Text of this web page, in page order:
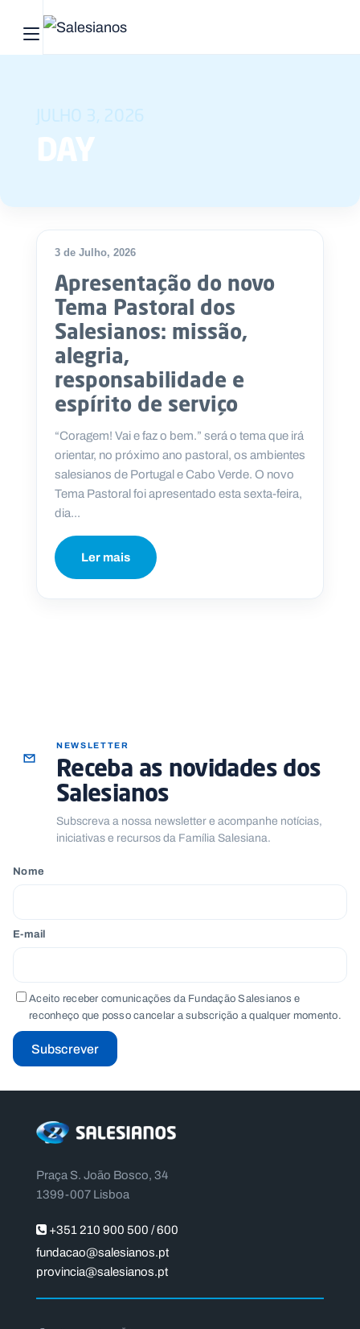
Abrir menu principal
JULHO 3, 2026
DAY
3 de Julho, 2026
Apresentação do novo
Tema Pastoral dos
Salesianos: missão,
alegria,
responsabilidade e
espírito de serviço
“Coragem! Vai e faz o bem.” será o tema que irá
orientar, no próximo ano pastoral, os ambientes
salesianos de Portugal e Cabo Verde. O novo
Tema Pastoral foi apresentado esta sexta-feira,
dia...
Ler mais
NEWSLETTER
Receba as novidades dos
Salesianos
Subscreva a nossa newsletter e acompanhe notícias,
iniciativas e recursos da Família Salesiana.
Nome
E-mail
Aceito receber comunicações da Fundação Salesianos e
reconheço que posso cancelar a subscrição a qualquer momento.
Subscrever
Praça S. João Bosco, 34
1399-007 Lisboa
+351 210 900 500 / 600
fundacao@salesianos.pt
provincia@salesianos.pt
Início
Quem
O
que
fazemos
Recursos
Notícias
O
T
L
I
N
A
a
p
t
g
e
o
n
t
s
s
l
e
tt
e
r